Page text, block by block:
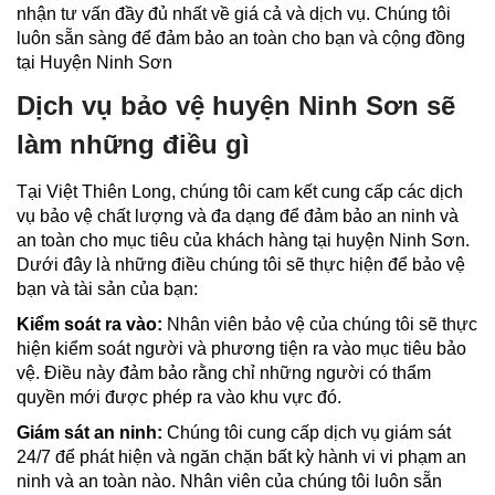
nhận tư vấn đầy đủ nhất về giá cả và dịch vụ. Chúng tôi
luôn sẵn sàng để đảm bảo an toàn cho bạn và cộng đồng
tại Huyện Ninh Sơn
Dịch vụ bảo vệ huyện Ninh Sơn sẽ
làm những điều gì
Tại Việt Thiên Long, chúng tôi cam kết cung cấp các dịch
vụ bảo vệ chất lượng và đa dạng để đảm bảo an ninh và
an toàn cho mục tiêu của khách hàng tại huyện Ninh Sơn.
Dưới đây là những điều chúng tôi sẽ thực hiện để bảo vệ
bạn và tài sản của bạn:
Kiểm soát ra vào: Nhân viên bảo vệ của chúng tôi sẽ thực
hiện kiểm soát người và phương tiện ra vào mục tiêu bảo
vệ. Điều này đảm bảo rằng chỉ những người có thẩm
quyền mới được phép ra vào khu vực đó.
Giám sát an ninh: Chúng tôi cung cấp dịch vụ giám sát
24/7 để phát hiện và ngăn chặn bất kỳ hành vi vi phạm an
ninh và an toàn nào. Nhân viên của chúng tôi luôn sẵn